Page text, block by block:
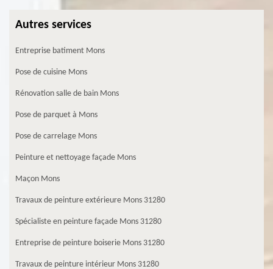
Autres services
Entreprise batiment Mons
Pose de cuisine Mons
Rénovation salle de bain Mons
Pose de parquet à Mons
Pose de carrelage Mons
Peinture et nettoyage façade Mons
Maçon Mons
Travaux de peinture extérieure Mons 31280
Spécialiste en peinture façade Mons 31280
Entreprise de peinture boiserie Mons 31280
Travaux de peinture intérieur Mons 31280